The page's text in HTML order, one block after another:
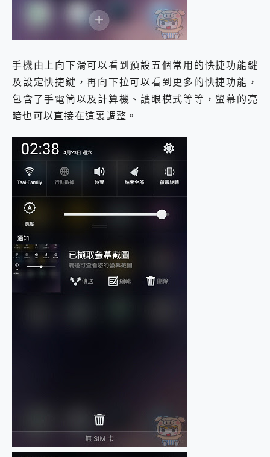
手機由上向下滑可以看到預設五個常用的快捷功能鍵
及設定快捷鍵，再向下拉可以看到更多的快捷功能，
包含了手電筒以及計算機、護眼模式等等，螢幕的亮
暗也可以直接在這裏調整。